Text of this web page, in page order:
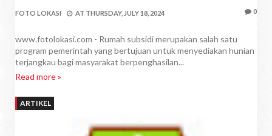
FOTO LOKASI AT THURSDAY, JULY 18, 2024 0
www.fotolokasi.com - Rumah subsidi merupakan salah satu
program pemerintah yang bertujuan untuk menyediakan hunian
terjangkau bagi masyarakat berpenghasilan...
Read more »
ARTIKEL